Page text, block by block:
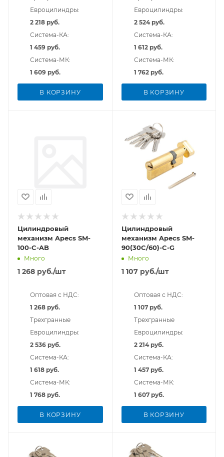
Евроцилиндры:
2 218 руб.
Система-КА:
1 459 руб.
Система-МК:
1 609 руб.
В КОРЗИНУ
Евроцилиндры:
2 524 руб.
Система-КА:
1 612 руб.
Система-МК:
1 762 руб.
В КОРЗИНУ
Цилиндровый
механизм Apecs SM-
100-C-AB
Много
1 268 руб./шт
Оптовая с НДС:
1 268 руб.
Трехгранные
Евроцилиндры:
2 536 руб.
Система-КА:
1 618 руб.
Система-МК:
1 768 руб.
В КОРЗИНУ
Цилиндровый
механизм Apecs SM-
90(30C/60)-C-G
Много
1 107руб./шт
Оптовая с НДС:
1 107 руб.
Трехгранные
Евроцилиндры:
2 214 руб.
Система-КА:
1 457 руб.
Система-МК:
1 607 руб.
В КОРЗИНУ